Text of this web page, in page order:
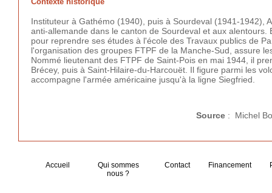
Instituteur à Gathémo (1940), puis à Sourdeval (1941-1942),
anti-allemande dans le canton de Sourdeval et aux
pour reprendre ses études à l'école des Travaux publics de
l'organisation des groupes FTPF de la Manche-Sud, assure
Nommé lieutenant des FTPF de Saint-Pois en mai 1944, il
Brécey, puis à Saint-Hilaire-du-Harcouët. Il figure parmi les
accompagne l'armée américaine jusqu'à la ligne Siegfried.
Source : Michel
Accueil
Qui sommes
nous ?
Contact Financement